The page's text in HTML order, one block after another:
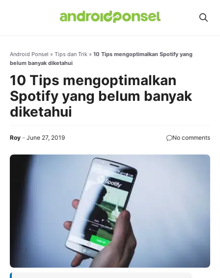
Android Ponsel » Tips dan Trik » 10 Tips mengoptimalkan Spotify yang
belum banyak diketahui
10 Tips mengoptimalkan
Spotify yang belum banyak
diketahui
Roy June 27, 2019 No comments